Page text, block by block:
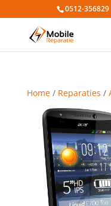
0512-356829
Home/ Reparaties /